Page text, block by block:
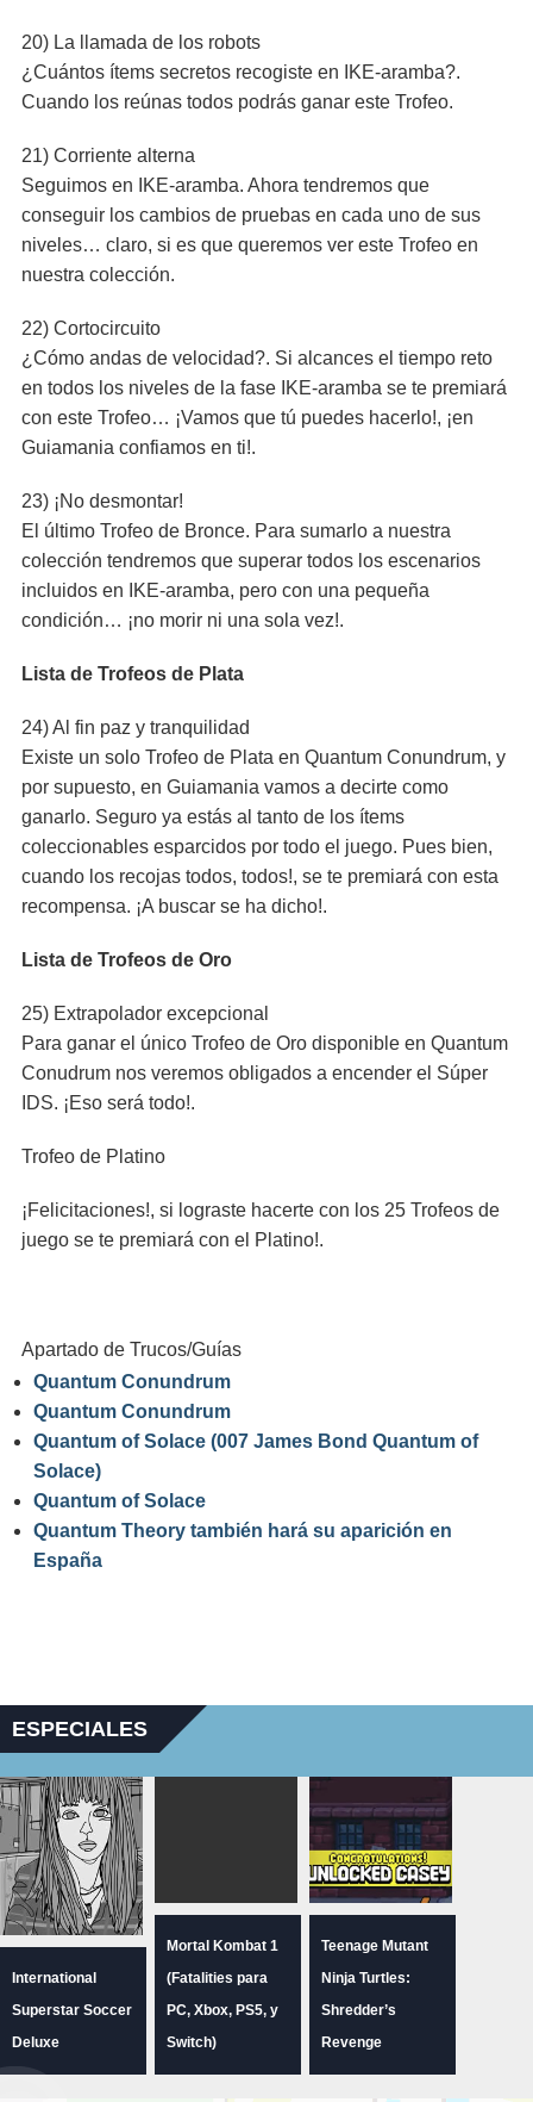
20) La llamada de los robots
¿Cuántos ítems secretos recogiste en IKE-aramba?.
Cuando los reúnas todos podrás ganar este Trofeo.
21) Corriente alterna
Seguimos en IKE-aramba. Ahora tendremos que
conseguir los cambios de pruebas en cada uno de sus
niveles… claro, si es que queremos ver este Trofeo en
nuestra colección.
22) Cortocircuito
¿Cómo andas de velocidad?. Si alcances el tiempo reto
en todos los niveles de la fase IKE-aramba se te premiará
con este Trofeo… ¡Vamos que tú puedes hacerlo!, ¡en
Guiamania confiamos en ti!.
23) ¡No desmontar!
El último Trofeo de Bronce. Para sumarlo a nuestra
colección tendremos que superar todos los escenarios
incluidos en IKE-aramba, pero con una pequeña
condición… ¡no morir ni una sola vez!.
Lista de Trofeos de Plata
24) Al fin paz y tranquilidad
Existe un solo Trofeo de Plata en Quantum Conundrum, y
por supuesto, en Guiamania vamos a decirte como
ganarlo. Seguro ya estás al tanto de los ítems
coleccionables esparcidos por todo el juego. Pues bien,
cuando los recojas todos, todos!, se te premiará con esta
recompensa. ¡A buscar se ha dicho!.
Lista de Trofeos de Oro
25) Extrapolador excepcional
Para ganar el único Trofeo de Oro disponible en Quantum
Conudrum nos veremos obligados a encender el Súper
IDS. ¡Eso será todo!.
Trofeo de Platino
¡Felicitaciones!, si lograste hacerte con los 25 Trofeos de
juego se te premiará con el Platino!.
Apartado de Trucos/Guías
Quantum Conundrum
Quantum Conundrum
Quantum of Solace (007 James Bond Quantum of
Solace)
Quantum of Solace
Quantum Theory también hará su aparición en
España
ESPECIALES
International
Superstar Soccer
Deluxe
Mortal Kombat 1
(Fatalities para
PC, Xbox, PS5, y
Switch)
Teenage Mutant
Ninja Turtles:
Shredder’s
Revenge